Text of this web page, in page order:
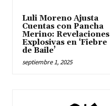
Luli Moreno Ajusta
Cuentas con Pancha
Merino: Revelaciones
Explosivas en ‘Fiebre
de Baile’
septiembre 1, 2025